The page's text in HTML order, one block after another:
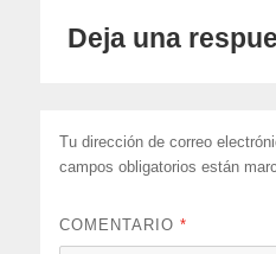
Deja una
Tu dirección de correo
campos obligatorios están
COMENTARIO*